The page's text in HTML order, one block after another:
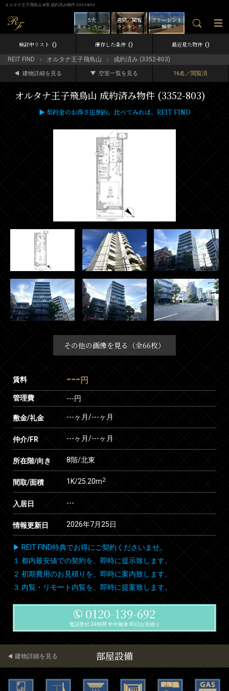
オルタナ王子飛鳥山 8階 成約済み物件 3352-803
フリーレント
検索
週間／閲覧
ランキング
5大
キャンペーン
検討中リスト 0 保存した条件 0 最近見た物件 0
REIT FIND オルタナ王子飛鳥山 成約済み (3352-803)
建物詳細を見る 空室一覧を見る 16名／閲覧済
オルタナ王子飛鳥山 成約済み物件 (3352-803)
▶ 契約金のお得さ圧倒的。比べてみれば、REIT FIND
その他の画像を見る（全66枚）
賃料 --- 円
管理費 ---円
敷金/礼金 ---ヶ月/---ヶ月
仲介/FR ---ヶ月/---ヶ月
所在階/向き 8階/北東
間取/面積 1K/25.20m2
入居日 ---
情報更新日 2026年7月25日
▶ REIT FIND特典でお得にご契約くださいませ。
１.都内最安値での契約を、即時に提示致します。
２.初期費用のお見積りを、即時に案内致します。
３.内覧・リモート内覧を、即時に提案致します。
0120-139-692
電話受付 24時間 年中無休 即日お見積り
部屋設備
建物詳細を見る